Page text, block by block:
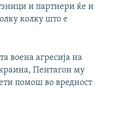
и партнери ќе и
колку што е
воена агресија на
Пентагон му
помош во вредност